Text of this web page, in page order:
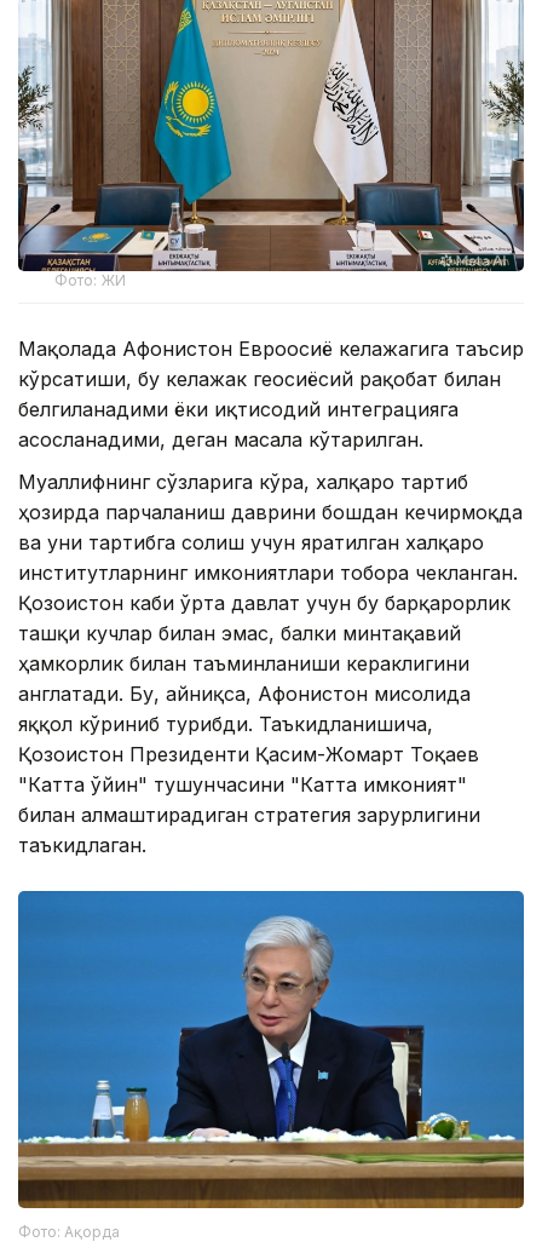
Фото: ЖИ
Мақолада Афғонистон Евроосиё келажагига таъсир
кўрсатиши, бу келажак геосиёсий рақобат билан
белгиланадими ёки иқтисодий интеграцияга
асосланадими, деган масала кўтарилган.
Муаллифнинг сўзларига кўра, халқаро тартиб
ҳозирда парчаланиш даврини бошдан кечирмоқда
ва уни тартибга солиш учун яратилган халқаро
институтларнинг имкониятлари тобора чекланган.
Қозоғистон каби ўрта давлат учун бу барқарорлик
ташқи кучлар билан эмас, балки минтақавий
ҳамкорлик билан таъминланиши кераклигини
англатади. Бу, айниқса, Афғонистон мисолида
яққол кўриниб турибди. Таъкидланишича,
Қозоғистон Президенти Қасим-Жомарт Тоқаев
"Катта ўйин" тушунчасини "Катта имконият"
билан алмаштирадиган стратегия зарурлигини
таъкидлаган.
Фото: Ақорда